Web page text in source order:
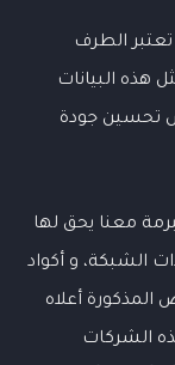
الطرف
هذه البيانات
تحسين جودة
معنا يحق لها
الشبكة، و أكواد
أعلاه
الشركات